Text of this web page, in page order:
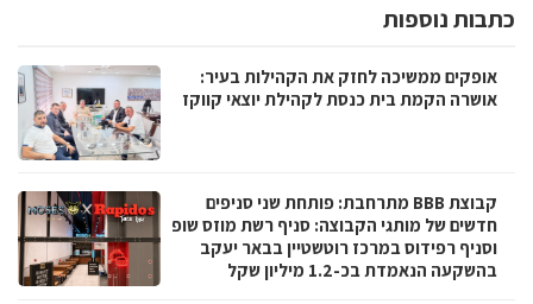
כתבות נוספות
אופקים ממשיכה לחזק את הקהילות בעיר:
אושרה הקמת בית כנסת לקהילת יוצאי קווקז
קבוצת BBB מתרחבת: פותחת שני סניפים
חדשים של מותגי הקבוצה: סניף רשת מוזס שופ
וסניף רפידוס במרכז רוטשטיין בבאר יעקב
בהשקעה הנאמדת בכ-1.2 מיליון שקל